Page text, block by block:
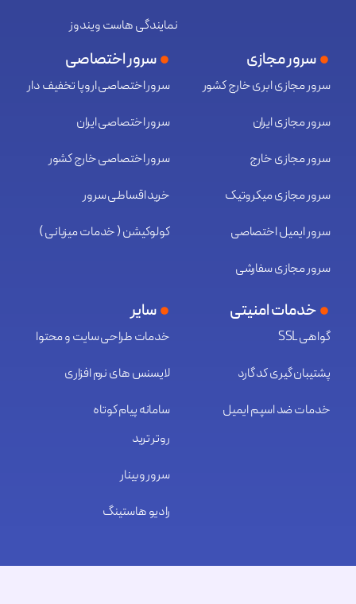
نمایندگی هاست ویندوز
سرور مجازی
سرور مجازی ابری خارج کشور
سرور مجازی ایران
سرور مجازی خارج
سرور مجازی میکروتیک
سرور ایمیل اختصاصی
سرور مجازی سفارشی
سرور اختصاصی
سرور اختصاصی اروپا تخفیف دار
سرور اختصاصی ایران
سرور اختصاصی خارج کشور
خرید اقساطی سرور
کولوکیشن ( خدمات میزبانی )
خدمات امنیتی
گواهی SSL
پشتیبان گیری کد گارد
خدمات ضد اسپم ایمیل
سایر
خدمات طراحی سایت و محتوا
لایسنس های نرم افزاری
سامانه پیام کوتاه
روتر ترید
سرور وبینار
رادیو هاستینگ